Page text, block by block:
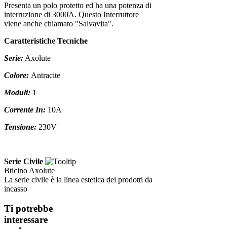
Presenta un polo protetto ed ha una potenza di
interruzione di 3000A. Questo Interruttore
viene anche chiamato "Salvavita".
Caratteristiche Tecniche
Serie: Axolute
Colore: Antracite
Moduli: 1
Corrente In: 10A
Tensione: 230V
Serie Civile
Bticino Axolute
La serie civile è la linea estetica dei prodotti da
incasso
Ti potrebbe
interessare